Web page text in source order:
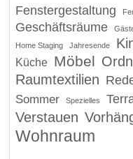
Fenstergestaltung
Geschäftsräume
Home Staging Jahresende
Küche Möbel
Raumtextilien
Sommer Spezielles
Verstauen
Wohnraum